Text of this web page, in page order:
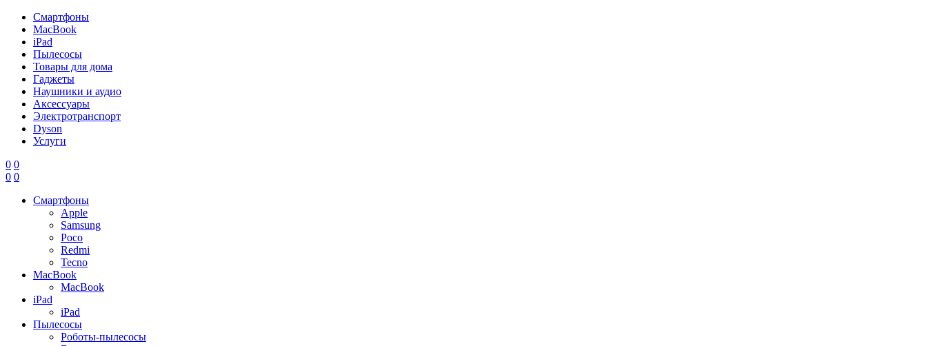
Смартфоны
MacBook
iPad
Пылесосы
Товары для дома
Гаджеты
Наушники и аудио
Аксессуары
Электротранспорт
Dyson
Услуги
0 0
0 0
Смартфоны
Apple
Samsung
Poco
Redmi
Tecno
MacBook
MacBook
iPad
iPad
Пылесосы
Роботы-пылесосы